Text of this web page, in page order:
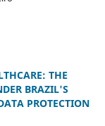
THE
BRAZIL'S
PROTECTION